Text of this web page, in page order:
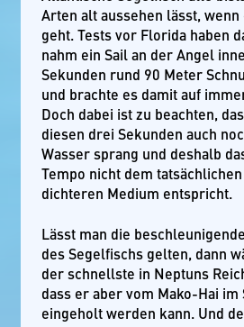
Arten alt aussehen lässt, wenn
geht. Tests vor Florida haben
nahm ein Sail an der Angel
Sekunden rund 90 Meter
und brachte es damit auf
Doch dabei ist zu beachten,
diesen drei Sekunden auch
Wasser sprang und deshalb
Tempo nicht dem
dichteren Medium entspricht.
Lässt man die
des Segelfischs gelten, dann
der schnellste in Neptuns
dass er aber vom Mako-Hai im
eingeholt werden kann. Und